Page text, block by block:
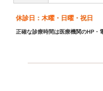
休診日：木曜・日曜・祝日
正確な診療時間は医療機関のHP・